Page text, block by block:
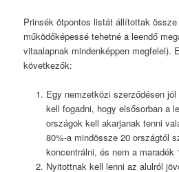
Prinsék ötpontos listát állítottak
működőképessé tehetné a leendő
vitaalapnak mindenképpen megfelel).
következők:
Egy nemzetközi szerződésen
kell fogadni, hogy elsősorban a
országok kell akarjanak tenni
80%-a mindössze 20 országtól
koncentrálni, és nem a maradék
Nyitottnak kell lenni az alulról